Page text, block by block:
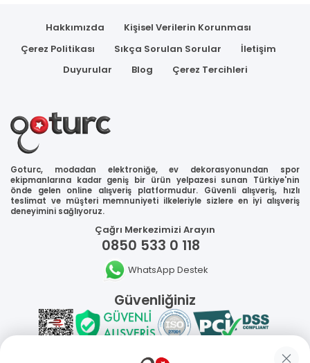
Hakkımızda
Kişisel Verilerin Korunması
Çerez Politikası
Sıkça Sorulan Sorular
İletişim
Duyurular
Blog Çerez Tercihleri
Goturc, modadan elektroniğe, ev dekorasyonundan spor
ekipmanlarına kadar geniş bir ürün yelpazesi sunan Türkiye'nin
önde gelen online alışveriş platformudur. Güvenli alışveriş, hızlı
teslimat ve müşteri memnuniyeti ilkeleriyle sizlere en iyi alışveriş
deneyimini sağlıyoruz.
Çağrı Merkezimizi Arayın
0850 533 0 118
WhatsApp Destek
Güvenliğiniz
Sosyal Medya